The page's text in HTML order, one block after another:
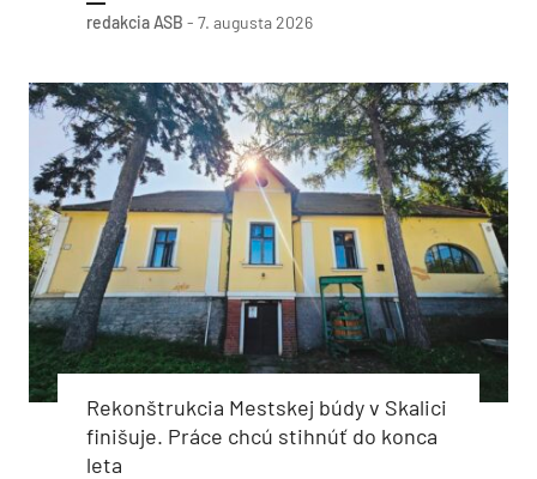
redakcia ASB - 7. augusta 2026
Rekonštrukcia Mestskej búdy v Skalici
finišuje. Práce chcú stihnúť do konca
leta